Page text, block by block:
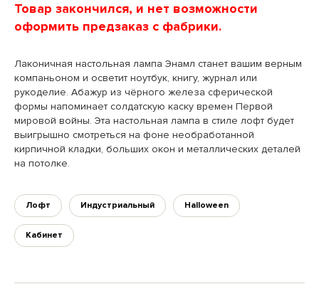
Товар закончился, и нет возможности
оформить предзаказ с фабрики.
Лаконичная настольная лампа Энамл станет вашим верным
компаньоном и осветит ноутбук, книгу, журнал или
рукоделие. Абажур из чёрного железа сферической
формы напоминает солдатскую каску времен Первой
мировой войны. Эта настольная лампа в стиле лофт будет
выигрышно смотреться на фоне необработанной
кирпичной кладки, больших окон и металлических деталей
на потолке.
Лофт Индустриальный Halloween
Кабинет